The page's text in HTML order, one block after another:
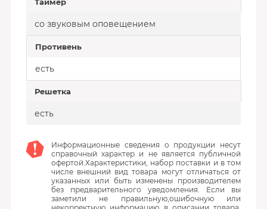
со звуковым оповещением
Противень
есть
Решетка
есть
Информационные сведения о продукции несут
справочный характер и не является публичной
офертой.Характеристики, набор поставки и в том
числе внешний вид товара могут отличаться от
указанных или быть изменены производителем
без предварительного уведомления. Если вы
заметили не правильную,ошибочную или